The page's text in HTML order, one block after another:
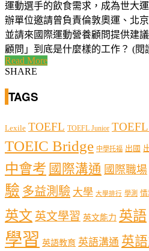
運動選手的飲食需求，成為世大
辦單位邀請曾負責倫敦奧運、北
並請來國際運動營養顧問提供建
顧問」到底是什麼樣的工作？ (閱
Read More
SHARE
TAGS
Lexile TOEFL TOEFL Junior
TOEIC Bridge 中學托福 出國
中會考 國際溝通 國際職場
驗 多益測驗 大學 大學排行 學測
英文 英文學習 英文能力 英語
學習 英語教育 英語溝通 英